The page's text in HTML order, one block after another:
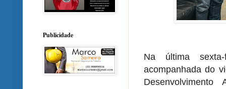
Na última
acompanhada do
Publicidade